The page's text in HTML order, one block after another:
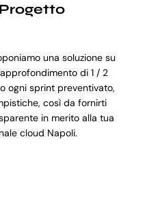
una soluzione su
di 1 / 2
ogni sprint preventivato,
così da fornirti
in merito alla tua
cloud Napoli.